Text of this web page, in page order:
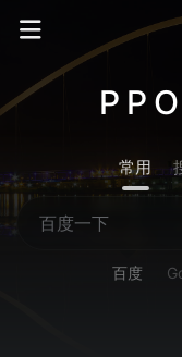
常用
百度